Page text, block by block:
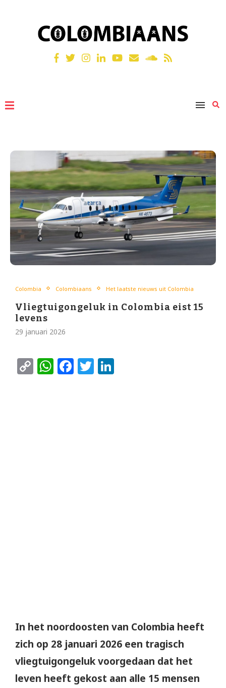
Colombia Colombiaans Het laatste nieuws uit Colombia
Vliegtuigongeluk in Colombia eist 15
levens
29 januari 2026
CopyWhatsApp
Facebook
Twitter
In het noordoosten van Colombia heeft
zich op 28 januari 2026 een tragisch
vliegtuigongeluk voorgedaan dat het
leven heeft gekost aan alle 15 mensen